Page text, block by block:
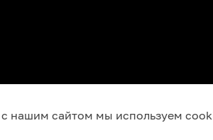
нашим сайтом мы используем